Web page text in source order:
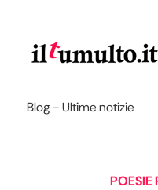
Blog - Ultime notizie
POESIE